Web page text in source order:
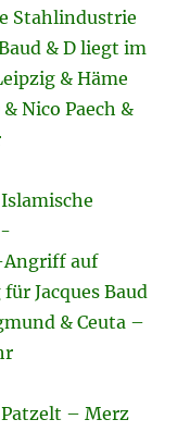
Stahlindustrie
& D liegt im
& Häme
Nico Paech &
Angriff auf
Jacques Baud
& Ceuta –
– Merz